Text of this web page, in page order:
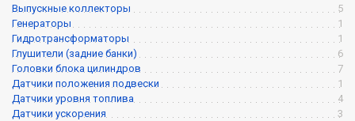
Выпускные коллекторы
5
Генераторы
1
Гидротрансформаторы
1
Глушители (задние банки)
6
Головки блока цилиндров
7
Датчики положения подвески
1
Датчики уровня топлива
4
Датчики ускорения
3